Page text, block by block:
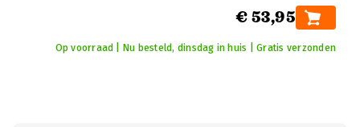
€ 53,95
Op voorraad | Nu besteld, dinsdag in huis | Gratis verzonden